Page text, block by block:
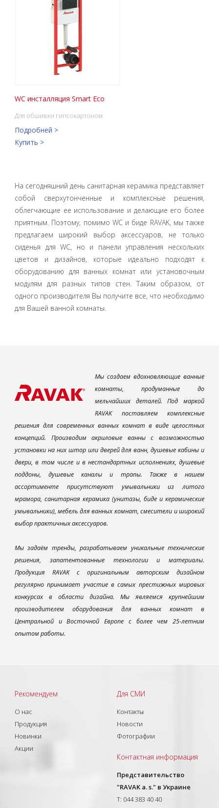
WC инсталляция Smart Eco
Для обшивки гипсокартоном
Подробней >
Купить >
На сегодняшний день санитарная керамика представляет
собой сверхутонченные и комплексные решения,
облегчающие ее использование и делающие его более
приятным. Поэтому, помимо WC и биде RAVAK, мы также
предлагаем широкий выбор аксессуаров, не только
сиденья для WC, но и панели управления нескольких
цветов и дизайнов, которые идеально подходят к
оборудованию для ванных комнат или установочным
модулям для разных типов стен. Таким образом, от
одного производителя Вы получите все, что необходимо
для Вашей ванной комнаты.
Мы создаем вдохновляющие ванные
комнаты, продуманные до
мельчайших деталей. Под маркой
RAVAK поставляем комплексные
решения для современных ванных комнат в виде целостных
концепций. Производим акриловые ванны с возможностью
установки на них штор или дверей для ванн, душевые кабины и
двери, в том числе и в нестандартных исполнениях, душевые
поддоны, душевые каналы и трапы. Также в нашем
ассортименте присутствуют умывальники из литого
мрамора, санитарная керамика (унитазы, биде и керамические
умывальники), мебель для ванных комнат, смесители и широкий
выбор практичных аксессуаров.
Мы задаём тренды, разрабатываем уникальные технические
решения, запатентованные технологии и материалы.
Продукция RAVAK с оригинальным авторским дизайном
регулярно принимает участие в самых престижных мировых
конкурсах в области дизайна. Мы являемся крупнейшим
производителем оборудования для ванных комнат в
Центральной и Восточной Европе с более чем 25-летним
опытом работы.
Рекомендуем
О нас
Продукция
Новинки
Акции
Для СМИ
Контакты
Новости
Фотографии
Контактная информация
Представительство
"RAVAK a. s." в Украине
T: 044 383 40 40